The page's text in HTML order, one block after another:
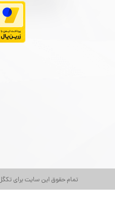
تمام حقوق این سایت برای